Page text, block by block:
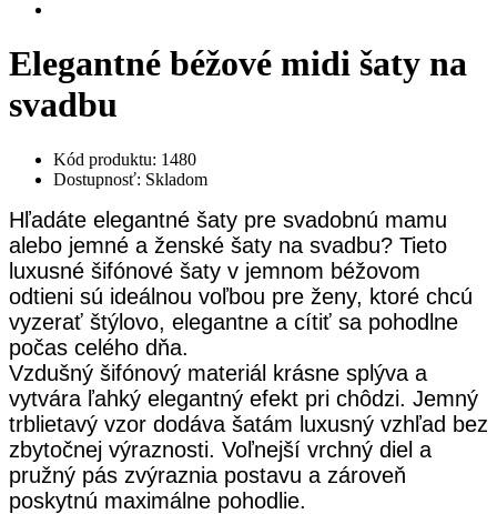
Elegantné béžové midi šaty na
svadbu
Kód produktu: 1480
Dostupnosť: Skladom
Hľadáte elegantné šaty pre svadobnú mamu
alebo jemné a ženské šaty na svadbu? Tieto
luxusné šifónové šaty v jemnom béžovom
odtieni sú ideálnou voľbou pre ženy, ktoré chcú
vyzerať štýlovo, elegantne a cítiť sa pohodlne
počas celého dňa.
Vzdušný šifónový materiál krásne splýva a
vytvára ľahký elegantný efekt pri chôdzi. Jemný
trblietavý vzor dodáva šatám luxusný vzhľad bez
zbytočnej výraznosti. Voľnejší vrchný diel a
pružný pás zvýraznia postavu a zároveň
poskytnú maximálne pohodlie.